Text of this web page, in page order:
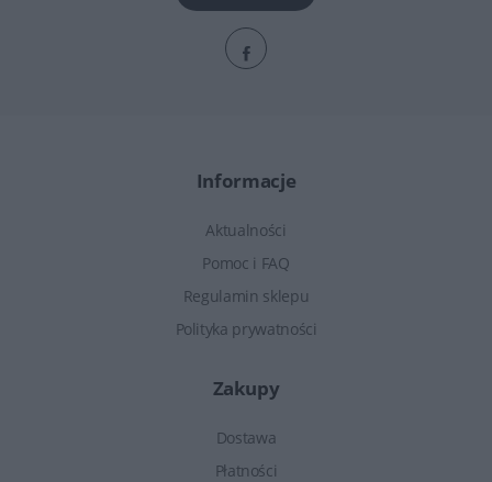
Informacje
Aktualności
Pomoc i FAQ
Regulamin sklepu
Polityka prywatności
Zakupy
Dostawa
Płatności